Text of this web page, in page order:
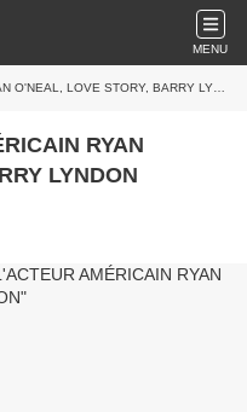
MENU
LOVE STORY, BARRY LYNDON
RYAN
LYNDON